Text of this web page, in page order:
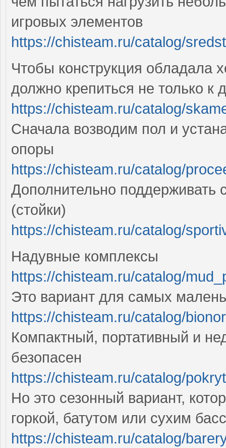
игровых элементов
https://chisteam.ru/catalog/
Чтобы конструкция обладала
должно крепиться не только к
https://chisteam.ru/catalog/
Сначала возводим пол и
опоры
https://chisteam.ru/catalog/
Дополнительно поддерживать
(стойки)
https://chisteam.ru/catalog/
Надувные комплексы
https://chisteam.ru/catalog/
Это вариант для самых
https://chisteam.ru/catalog/
Компактный, портативный и
безопасен
https://chisteam.ru/catalog/
Но это сезонный вариант,
горкой, батутом или сухим
https://chisteam.ru/catalog/